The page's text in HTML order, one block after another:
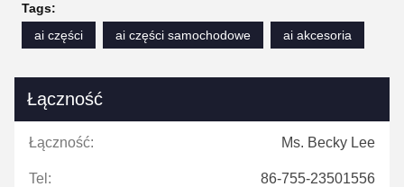
Tags:
ai części
ai części samochodowe ai akcesoria
Łączność
Łączność: Ms. Becky Lee
Tel: 86-755-23501556